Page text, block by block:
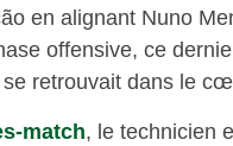
en alignant Nuno
offensive, ce
retrouvait dans le
match, le technicien